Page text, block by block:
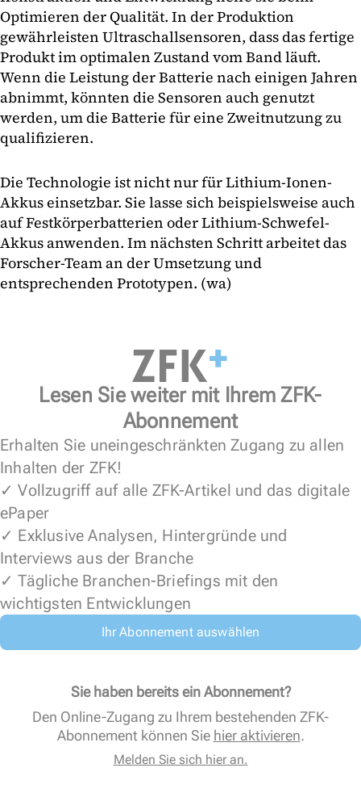
Optimieren der Qualität. In der Produktion
gewährleisten Ultraschallsensoren, dass das fertige
Produkt im optimalen Zustand vom Band läuft.
Wenn die Leistung der Batterie nach einigen Jahren
abnimmt, könnten die Sensoren auch genutzt
werden, um die Batterie für eine Zweitnutzung zu
qualifizieren.
Die Technologie ist nicht nur für Lithium-Ionen-
Akkus einsetzbar. Sie lasse sich beispielsweise auch
auf Festkörperbatterien oder Lithium-Schwefel-
Akkus anwenden. Im nächsten Schritt arbeitet das
Forscher-Team an der Umsetzung und
entsprechenden Prototypen. (wa)
Lesen Sie weiter mit Ihrem ZFK-
Abonnement
Erhalten Sie uneingeschränkten Zugang zu allen
Inhalten der ZFK!
✓ Vollzugriff auf alle ZFK-Artikel und das digitale
ePaper
✓ Exklusive Analysen, Hintergründe und
Interviews aus der Branche
✓ Tägliche Branchen-Briefings mit den
wichtigsten Entwicklungen
Ihr Abonnement auswählen
Sie haben bereits ein Abonnement?
Den Online-Zugang zu Ihrem bestehenden ZFK-
Abonnement können Sie hier aktivieren.
Melden Sie sich hier an.